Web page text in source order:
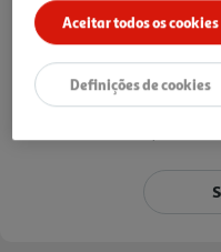
Pague sem custos
533,33 €
Aceitar todos os cookies
Definições de cookies